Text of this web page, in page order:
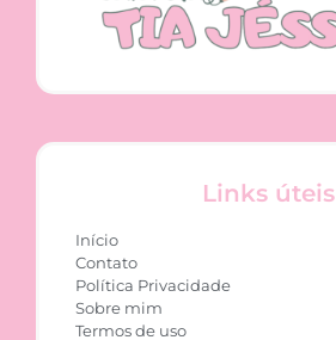
Links úteis
Início
Contato
Política Privacidade
Sobre mim
Termos de uso